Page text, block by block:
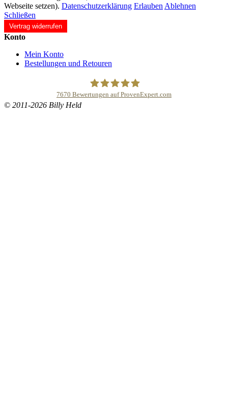
Webseite setzen). Datenschutzerklärung Erlauben Ablehnen
Schließen
Vertrag widerrufen
Konto
Mein Konto
Bestellungen und Retouren
7670 Bewertungen auf ProvenExpert.com
© 2011-2026 Billy Held